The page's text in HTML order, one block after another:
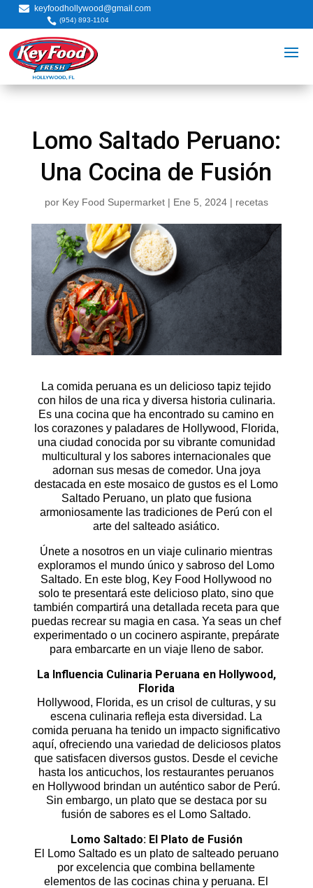

keyfoodhollywood@gmail.com
 (954) 893-1104
Lomo Saltado Peruano:
Una Cocina de Fusión
por Key Food Supermarket| Ene 5, 2024| recetas
La comida peruana es un delicioso tapiz tejido
con hilos de una rica y diversa historia culinaria.
Es una cocina que ha encontrado su camino en
los corazones y paladares de Hollywood, Florida,
una ciudad conocida por su vibrante comunidad
multicultural y los sabores internacionales que
adornan sus mesas de comedor. Una joya
destacada en este mosaico de gustos es el Lomo
Saltado Peruano, un plato que fusiona
armoniosamente las tradiciones de Perú con el
arte del salteado asiático.
Únete a nosotros en un viaje culinario mientras
exploramos el mundo único y sabroso del Lomo
Saltado. En este blog, Key Food Hollywood no
solo te presentará este delicioso plato, sino que
también compartirá una detallada receta para que
puedas recrear su magia en casa. Ya seas un chef
experimentado o un cocinero aspirante, prepárate
para embarcarte en un viaje lleno de sabor.
La Influencia Culinaria Peruana en Hollywood,
Florida
Hollywood, Florida, es un crisol de culturas, y su
escena culinaria refleja esta diversidad. La
comida peruana ha tenido un impacto significativo
aquí, ofreciendo una variedad de deliciosos platos
que satisfacen diversos gustos. Desde el ceviche
hasta los anticuchos, los restaurantes peruanos
en Hollywood brindan un auténtico sabor de Perú.
Sin embargo, un plato que se destaca por su
fusión de sabores es el Lomo Saltado.
Lomo Saltado: El Plato de Fusión
El Lomo Saltado es un plato de salteado peruano
por excelencia que combina bellamente
elementos de las cocinas china y peruana. El